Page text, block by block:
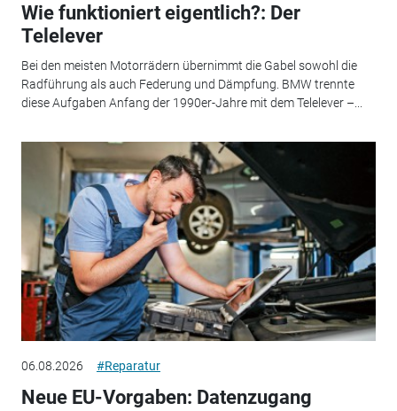
Wie funktioniert eigentlich?: Der
Telelever
Bei den meisten Motorrädern übernimmt die Gabel sowohl die
Radführung als auch Federung und Dämpfung. BMW trennte
diese Aufgaben Anfang der 1990er-Jahre mit dem Telelever –...
06.08.2026 #Reparatur
Neue EU-Vorgaben: Datenzugang